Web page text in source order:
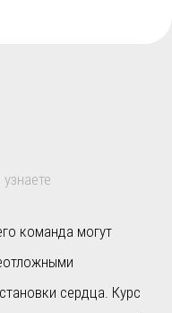
команда могут
сердца. Курс